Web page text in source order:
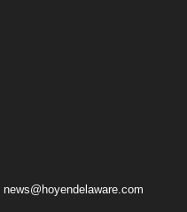
news@hoyendelaware.com